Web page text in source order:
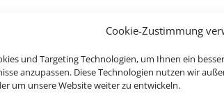
Cookie-Zustimmung
und Targeting Technologien, um Ihnen ein
anzupassen. Diese Technologien nutzen wir
um unsere Website weiter zu entwickeln.